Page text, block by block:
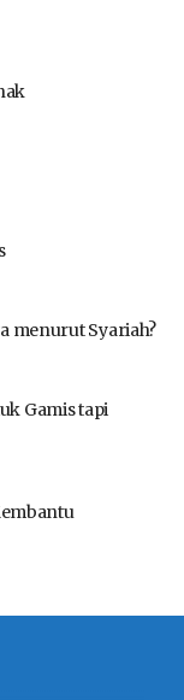
menurut Syariah?
Gamis tapi